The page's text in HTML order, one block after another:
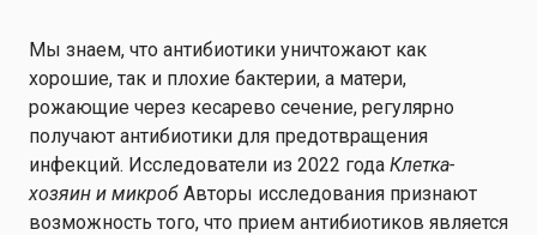
Мы знаем, что антибиотики уничтожают как
хорошие, так и плохие бактерии, а матери,
рожающие через кесарево сечение, регулярно
получают антибиотики для предотвращения
инфекций. Исследователи из 2022 года Клетка-
хозяин и микроб Авторы исследования признают
возможность того, что прием антибиотиков является